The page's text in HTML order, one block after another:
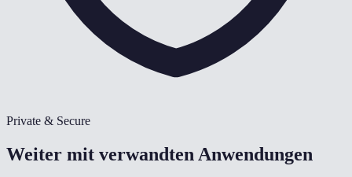
Private & Secure
Weiter mit verwandten Anwendungen